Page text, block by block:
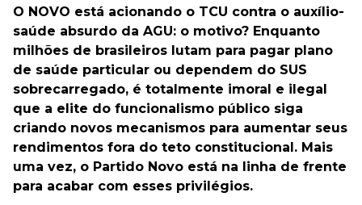
O NOVO está acionando o TCU contra o auxílio-
saúde absurdo da AGU: o motivo? Enquanto
milhões de brasileiros lutam para pagar plano
de saúde particular ou dependem do SUS
sobrecarregado, é totalmente imoral e ilegal
que a elite do funcionalismo público siga
criando novos mecanismos para aumentar seus
rendimentos fora do teto constitucional. Mais
uma vez, o Partido Novo está na linha de frente
para acabar com esses privilégios.